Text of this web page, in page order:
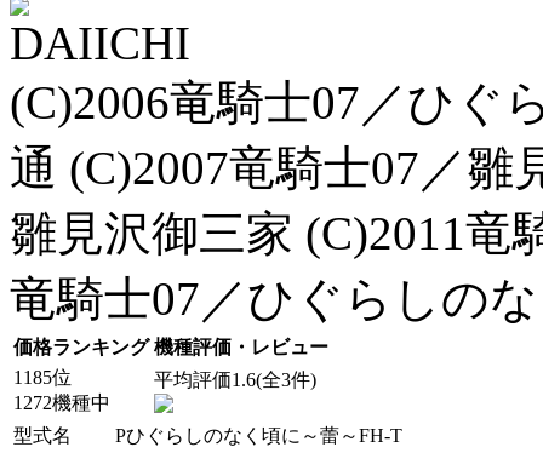
DAIICHI
(C)2006竜騎士07／ひぐ
通 (C)2007竜騎士07／雛
雛見沢御三家 (C)2011竜
竜騎士07／ひぐらしの
価格ランキング 機種評価・レビュー
1185位
1272機種中
平均評価1.6(全3件)
型式名
Pひぐらしのなく頃に～蕾～FH-T